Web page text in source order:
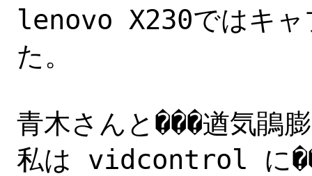
lenovo X230ではキャ
た。
青木さんと���遒気鵑
私は vidcontrol に